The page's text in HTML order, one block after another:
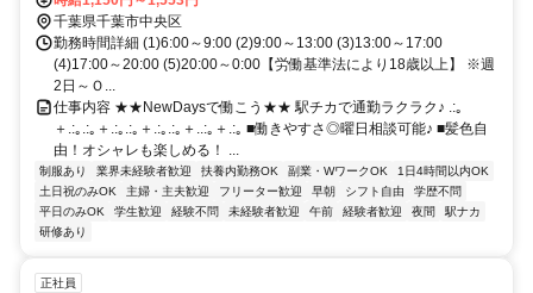
千葉県千葉市中央区
勤務時間詳細 (1)6:00～9:00 (2)9:00～13:00 (3)13:00～17:00
(4)17:00～20:00 (5)20:00～0:00【労働基準法により18歳以上】 ※週
2日～Ｏ...
仕事内容 ★★NewDaysで働こう★★ 駅チカで通勤ラクラク♪ .:｡
＋.:｡.:｡＋.:｡.:｡＋.:｡.:｡＋..:｡＋.:｡ ■働きやすさ◎曜日相談可能♪ ■髪色自
由！オシャレも楽しめる！ ...
制服あり 業界未経験者歓迎 扶養内勤務OK 副業・WワークOK
1日4時間以内OK
土日祝のみOK
主婦・主夫歓迎 フリーター歓迎 早朝 シフト自由
学歴不問
平日のみOK
学生歓迎 経験不問 未経験者歓迎 午前 経験者歓迎 夜間
駅ナカ
研修あり
正社員